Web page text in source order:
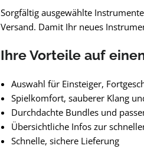
Sorgfältig ausgewählte
Versand. Damit Ihr neues
Ihre Vorteile auf
Auswahl für Einsteiger,
Spielkomfort, sauberer Klang
Durchdachte Bundles und
Übersichtliche Infos zur
Schnelle, sichere Lieferung